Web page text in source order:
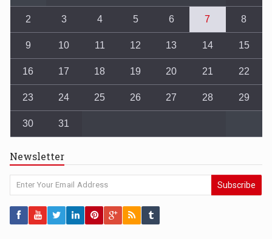
2 3 4 5 6 7 8
9 10 11 12 13 14 15
16 17 18 19 20 21 22
23 24 25 26 27 28 29
30 31
Newsletter
Subscribe